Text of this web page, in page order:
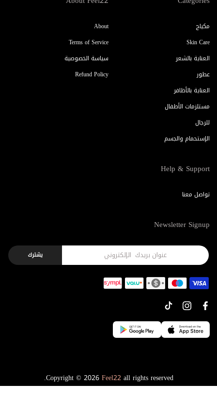
مكياج
Skin Care
العناية بالشعر
عطور
العناية بالأظافر
مستلزمات الأطفال
للرجال
الإستحمام والجسم
About
Terms of Service
سياسة الخصوصية
Refund Policy
Help & Support
تواصل معنا
Newsletter Signup
يشترك
Copyright © 2026Feel22all rights reserved.